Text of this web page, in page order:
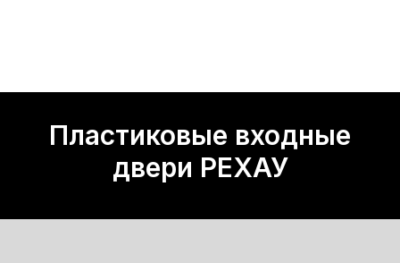
Пластиковые входные
двери РЕХАУ